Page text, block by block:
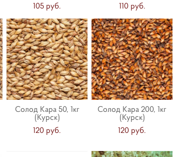
105 pуб.
110 pуб.
Солод Кара 50, 1кг
(Курск)
120 pуб.
Солод Кара 200, 1кг
(Курск)
120 pуб.